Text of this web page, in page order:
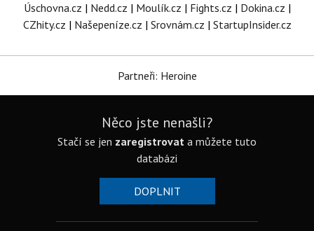
Úschovna.cz | Nedd.cz | Moulík.cz | Fights.cz | Dokina.cz |
CZhity.cz | Našepeníze.cz | Srovnám.cz | StartupInsider.cz
Partneři: Heroine
Něco jste nenašli?
Stačí se jen zaregistrovat a můžete tuto
databázi
DOPLNIT